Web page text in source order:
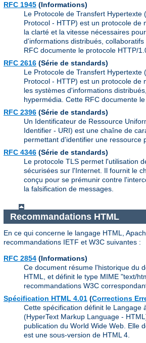
RFC 1945 (Informations)
Le Protocole de Transfert Hypertexte
Protocol - HTTP) est un protocole de
la clarté et la vitesse nécessaires
d'informations distribués,
RFC documente le protocole HTTP/
RFC 2616 (Série de standards)
Le Protocole de Transfert Hypertexte
Protocol - HTTP) est un protocole de
les systèmes d'informations
hypermédia. Cette RFC documente le
RFC 2396 (Série de standards)
Un Identificateur de Ressource
Identifier - URI) est une chaîne de
permettant d'identifier une ressource
RFC 4346 (Série de standards)
Le protocole TLS permet l'utilisation
sécurisées sur l'Internet. Il fournit le
conçu pour se prémunir contre
la falsification de messages.
Recommandations HTML
En ce qui concerne le langage HTML,
recommandations IETF et W3C suivantes :
RFC 2854 (Informations)
Ce document résume l'historique du
HTML, et définit le type MIME "text/
recommandations W3C
Spécification HTML 4.01 (Corrections
Cette spécification définit le Langage
(HyperText Markup Language -
publication du World Wide Web. Elle
est une sous-version de HTML 4.